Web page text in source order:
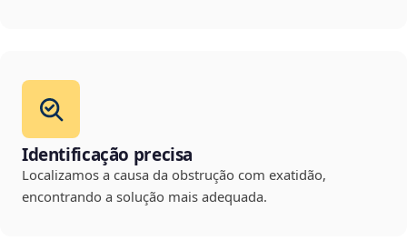
Identificação precisa
Localizamos a causa da obstrução com exatidão,
encontrando a solução mais adequada.